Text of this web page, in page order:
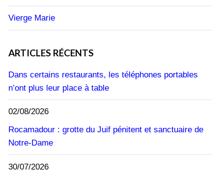
Vierge Marie
ARTICLES RÉCENTS
Dans certains restaurants, les téléphones portables
n’ont plus leur place à table
02/08/2026
Rocamadour : grotte du Juif pénitent et sanctuaire de
Notre-Dame
30/07/2026